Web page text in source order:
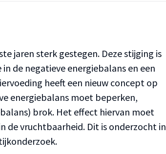
jaren sterk gestegen. Deze stijging is
de negatieve energiebalans en een
heeft een nieuw concept op
energiebalans moet beperken,
brok. Het effect hiervan moet
de vruchtbaarheid. Dit is onderzocht in